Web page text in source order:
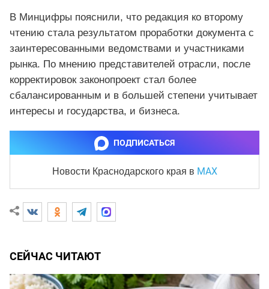
В Минцифры пояснили, что редакция ко второму
чтению стала результатом проработки документа с
заинтересованными ведомствами и участниками
рынка. По мнению представителей отрасли, после
корректировок законопроект стал более
сбалансированным и в большей степени учитывает
интересы и государства, и бизнеса.
ПОДПИСАТЬСЯ
Новости Краснодарского края в MAX
СЕЙЧАС ЧИТАЮТ